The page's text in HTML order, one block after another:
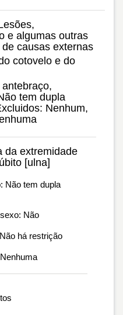
e algumas outras
causas externas
cotovelo e do
tem dupla
Nenhum,
da extremidade
[ulna]
Não tem dupla
Não
há restrição